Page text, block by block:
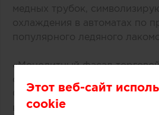
медных трубок,
охлаждения в автоматах по
популярного ледяного
«Монолитный фасад
среди других объектов
Средствами дизайна нам
внимание покупателей как на
Этот веб-сайт
cookie